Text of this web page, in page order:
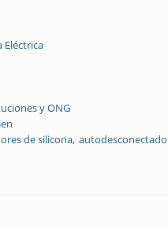
Eléctrica
y ONG
de silicona
para el tendido de líneas